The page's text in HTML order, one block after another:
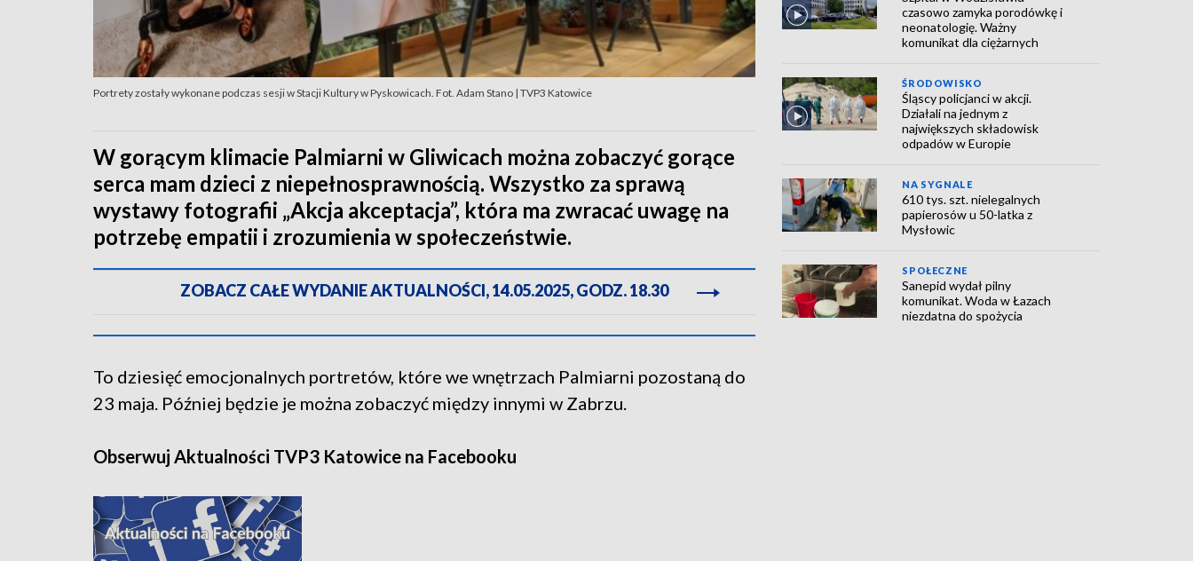
Portrety zostały wykonane podczas sesji w Stacji Kultury w Pyskowicach. Fot. Adam Stano | TVP3 Katowice
W gorącym klimacie Palmiarni w Gliwicach można zobaczyć gorące
serca mam dzieci z niepełnosprawnością. Wszystko za sprawą
wystawy fotografii „Akcja akceptacja”, która ma zwracać uwagę na
potrzebę empatii i zrozumienia w społeczeństwie.
ZOBACZ CAŁE WYDANIE AKTUALNOŚCI, 14.05.2025, GODZ. 18.30
To dziesięć emocjonalnych portretów, które we wnętrzach Palmiarni pozostaną do
23 maja. Później będzie je można zobaczyć między innymi w Zabrzu.
Obserwuj Aktualności TVP3 Katowice na Facebooku
czasowo zamyka porodówkę i
neonatologię. Ważny
komunikat dla ciężarnych
ŚRODOWISKO
Śląscy policjanci w akcji.
Działali na jednym z
największych składowisk
odpadów w Europie
NA SYGNALE
610 tys. szt. nielegalnych
papierosów u 50-latka z
Mysłowic
SPOŁECZNE
Sanepid wydał pilny
komunikat. Woda w Łazach
niezdatna do spożycia